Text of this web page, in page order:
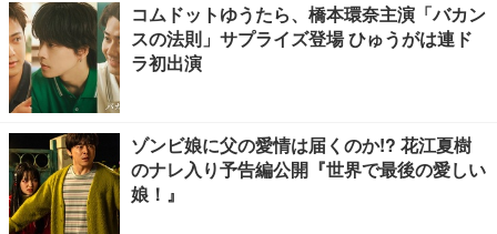
コムドットゆうたら、橋本環奈主演「バカン
スの法則」サプライズ登場 ひゅうがは連ド
ラ初出演
ゾンビ娘に父の愛情は届くのか!? 花江夏樹
のナレ入り予告編公開『世界で最後の愛しい
娘！』